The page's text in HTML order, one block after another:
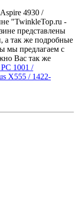
4930 /
"TwinkleTop.ru -
представлены
а так же подробные
мы предлагаем с
Вас так же
1001 /
X555 / 1422-